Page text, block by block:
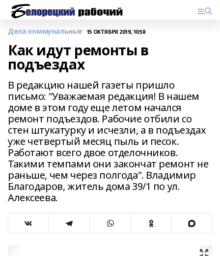
Дела коммунальные 15 ОКТЯБРЯ 2019, 10:58
Как идут ремонты в
подъездах
В редакцию нашей газеты пришло
письмо: "Уважаемая редакция! В нашем
доме в этом году еще летом начался
ремонт подъездов. Рабочие отбили со
стен штукатурку и исчезли, а в подъездах
уже четвертый месяц пыль и песок.
Работают всего двое отделочников.
Такими темпами они закончат ремонт не
раньше, чем через полгода". Владимир
Благодаров, житель дома 39/1 по ул.
Алексеева.